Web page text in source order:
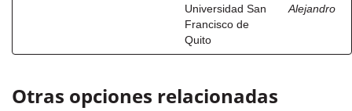
Universidad San
Francisco de
Quito
Alejandro
Otras opciones relacionadas